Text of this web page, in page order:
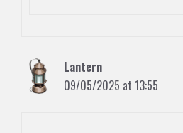
Lantern
09/05/2025 at 13:55